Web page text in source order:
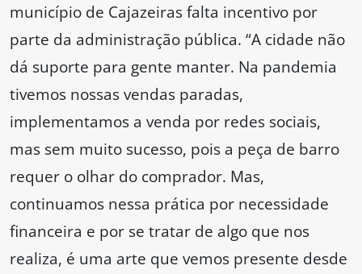
município de Cajazeiras falta incentivo por
parte da administração pública. “A cidade não
dá suporte para gente manter. Na pandemia
tivemos nossas vendas paradas,
implementamos a venda por redes sociais,
mas sem muito sucesso, pois a peça de barro
requer o olhar do comprador. Mas,
continuamos nessa prática por necessidade
financeira e por se tratar de algo que nos
realiza, é uma arte que vemos presente desde